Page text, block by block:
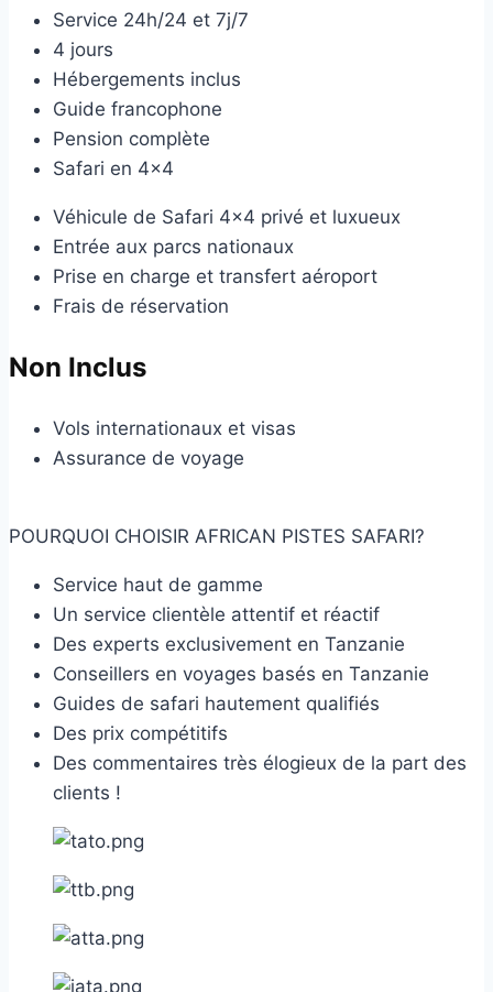
Service 24h/24 et 7j/7
4 jours
Hébergements inclus
Guide francophone
Pension complète
Safari en 4×4
Véhicule de Safari 4×4 privé et luxueux
Entrée aux parcs nationaux
Prise en charge et transfert aéroport
Frais de réservation
Non Inclus
Vols internationaux et visas
Assurance de voyage
POURQUOI CHOISIR AFRICAN PISTES SAFARI?
Service haut de gamme
Un service clientèle attentif et réactif
Des experts exclusivement en Tanzanie
Conseillers en voyages basés en Tanzanie
Guides de safari hautement qualifiés
Des prix compétitifs
Des commentaires très élogieux de la part des
clients !